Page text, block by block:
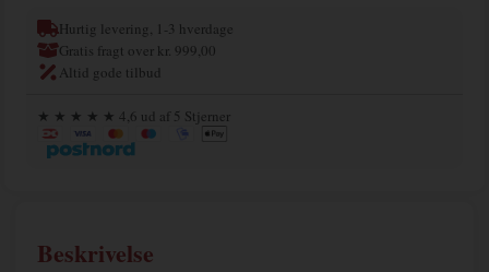
Hurtig levering, 1-3 hverdage
Gratis fragt over kr. 999,00
Altid gode tilbud
★ ★ ★ ★ ★ 4,6 ud af 5 Stjerner
Beskrivelse